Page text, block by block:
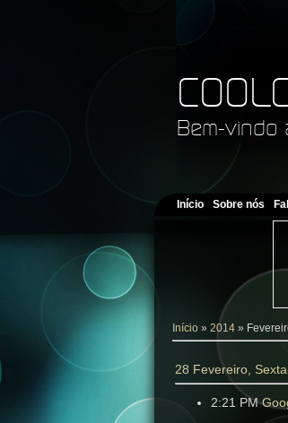
Bem-vindo
Início Sobre nós
Início » 2014 »
28 Fevereiro,
2:21 PM